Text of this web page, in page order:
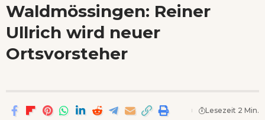
Waldmössingen: Reiner
Ullrich wird neuer
Ortsvorsteher
Lesezeit 2 Min.